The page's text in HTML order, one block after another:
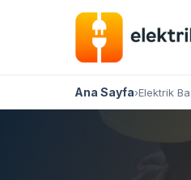
Ana Sayfa›Elektrik